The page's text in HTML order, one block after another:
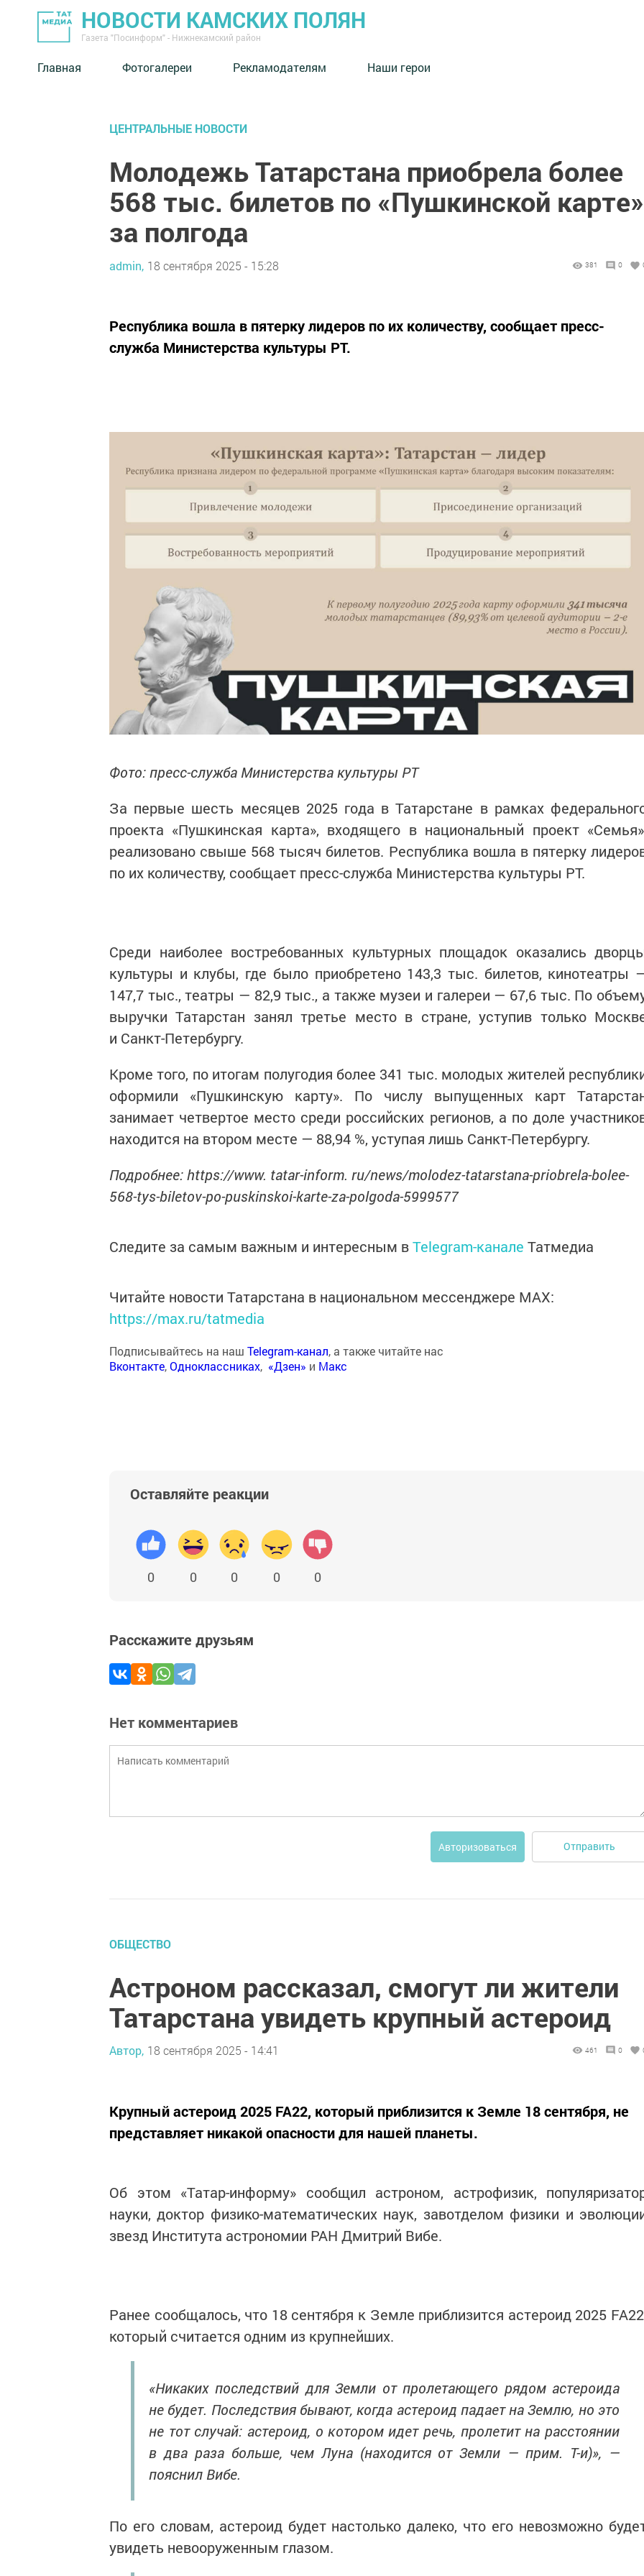
НОВОСТИ КАМСКИХ ПОЛЯН
Газета "Посинформ" - Нижнекамский район
Главная Фотогалереи Рекламодателям Наши герои
ЦЕНТРАЛЬНЫЕ НОВОСТИ
Молодежь Татарстана приобрела более
568 тыс. билетов по «Пушкинской карте»
за полгода
admin, 18 сентября 2025 - 15:28 381 0
Республика вошла в пятерку лидеров по их количеству, сообщает пресс-
служба Министерства культуры РТ.
Фото: пресс-служба Министерства культуры РТ
За первые шесть месяцев 2025 года в Татарстане в рамках
проекта «Пушкинская карта», входящего в национальный проект
реализовано свыше 568 тысяч билетов. Республика вошла в пятерку
по их количеству, сообщает пресс-служба Министерства культуры РТ.
Среди наиболее востребованных культурных площадок оказались
культуры и клубы, где было приобретено 143,3 тыс. билетов, кинотеатры
147,7 тыс., театры — 82,9 тыс., а также музеи и галереи — 67,6 тыс. По
выручки Татарстан занял третье место в стране, уступив только
и Санкт-Петербургу.
Кроме того, по итогам полугодия более 341 тыс. молодых жителей
оформили «Пушкинскую карту». По числу выпущенных карт
занимает четвертое место среди российских регионов, а по доле
находится на втором месте — 88,94 %, уступая лишь Санкт-Петербургу.
Подробнее: https://www. tatar-inform. ru/news/molodez-tatarstana-priobrela-bolee-
568-tys-biletov-po-puskinskoi-karte-za-polgoda-5999577
Следите за самым важным и интересным вTelegram-канале Татмедиа
Читайте новости Татарстана в национальном мессенджере MАХ:
https://max.ru/tatmedia
Подписывайтесь на наш Telegram-канал, а также читайте нас
Вконтакте,Одноклассниках, «Дзен» и Макс
Оставляйте реакции
0 0 0 0 0
Расскажите друзьям
Нет комментариев
Авторизоваться Отправить
ОБЩЕСТВО
Астроном рассказал, смогут ли жители
Татарстана увидеть крупный астероид
Автор, 18 сентября 2025 - 14:41 461 0
Крупный астероид 2025 FA22, который приблизится к Земле 18 сентября, не
представляет никакой опасности для нашей планеты.
Об этом «Татар-информу» сообщил астроном, астрофизик,
науки, доктор физико-математических наук, завотделом физики и
звезд Института астрономии РАН Дмитрий Вибе.
Ранее сообщалось, что 18 сентября к Земле приблизится астероид 2025
который считается одним из крупнейших.
«Никаких последствий для Земли от пролетающего рядом астероида
не будет. Последствия бывают, когда астероид падает на Землю, но это
не тот случай: астероид, о котором идет речь, пролетит на расстоянии
в два раза больше, чем Луна (находится от Земли — прим. Т-и)», —
пояснил Вибе.
По его словам, астероид будет настолько далеко, что его невозможно
увидеть невооруженным глазом.